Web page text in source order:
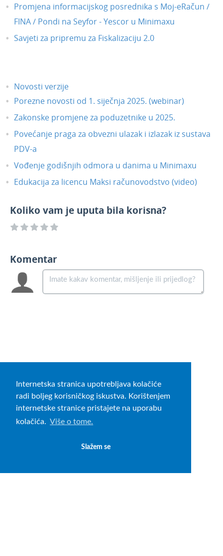
Internetska stranica upotrebljava kolačiće
radi boljeg korisničkog iskustva. Korištenjem
internetske stranice pristajete na uporabu
kolačića. Više o tome.
Slažem se
Promjena informacijskog posrednika s Moj-eRačun /
FINA / Pondi na Seyfor - Yescor u Minimaxu
Savjeti za pripremu za Fiskalizaciju 2.0
Novosti verzije
Porezne novosti od 1. siječnja 2025. (webinar)
Zakonske promjene za poduzetnike u 2025.
Povećanje praga za obvezni ulazak i izlazak iz sustava
PDV-a
Vođenje godišnjih odmora u danima u Minimaxu
Edukacija za licencu Maksi računovodstvo (video)
Koliko vam je uputa bila korisna?
Komentar